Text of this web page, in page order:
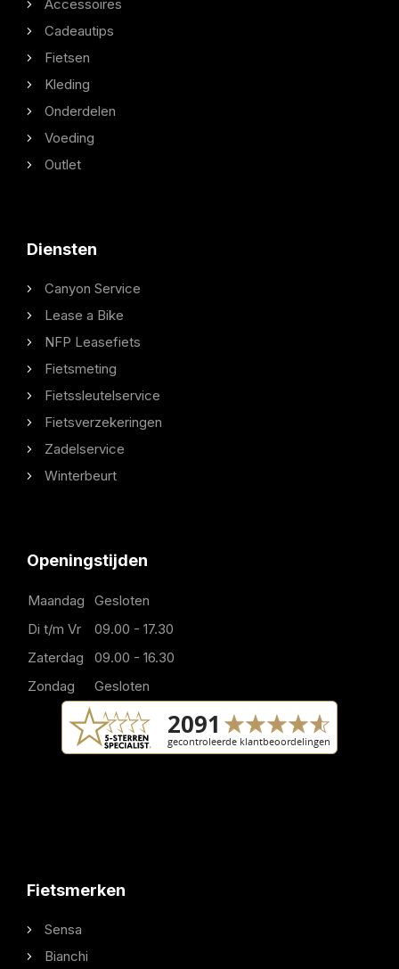
Accessoires
Cadeautips
Fietsen
Kleding
Onderdelen
Voeding
Outlet
Diensten
Canyon Service
Lease a Bike
NFP Leasefiets
Fietsmeting
Fietssleutelservice
Fietsverzekeringen
Zadelservice
Winterbeurt
Openingstijden
Maandag
Gesloten
Di t/m Vr
09.00 - 17.30
Zaterdag
09.00 - 16.30
Zondag
Gesloten
Fietsmerken
Sensa
Bianchi